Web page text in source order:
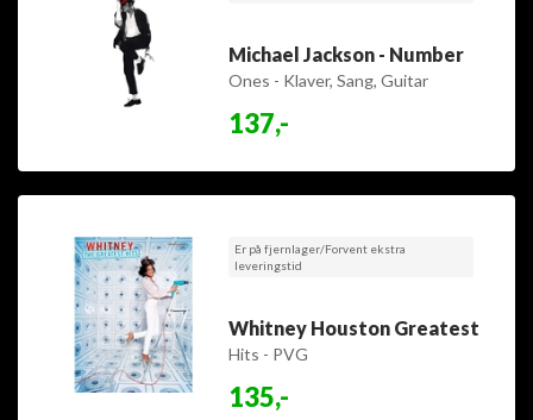
Michael Jackson - Number
Ones - Klaver, Sang, Guitar
137,-
Er på fjernlager/Forvent ekstra
leveringstid
Whitney Houston Greatest
Hits - PVG
135,-